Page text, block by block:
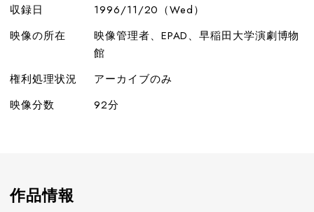
収録日
1996/11/20（Wed）
映像の所在
映像管理者、EPAD、早稲田大学演劇博物
館
権利処理状況
アーカイブのみ
映像分数
92分
作品情報